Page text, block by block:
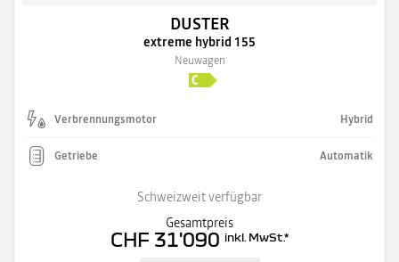
DUSTER
extreme hybrid 155
Neuwagen
Verbrennungsmotor Hybrid
Getriebe Automatik
Schweizweit verfügbar
Gesamtpreis
CHF 31'090 inkl. MwSt.*